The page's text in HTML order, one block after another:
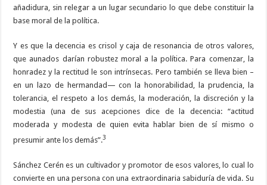
añadidura, sin relegar a un lugar secundario lo que debe constituir la
base moral de la política.
Y es que la decencia es crisol y caja de resonancia de otros valores,
que aunados darían robustez moral a la política. Para comenzar, la
honradez y la rectitud le son intrínsecas. Pero también se lleva bien –
en un lazo de hermandad— con la honorabilidad, la prudencia, la
tolerancia, el respeto a los demás, la moderación, la discreción y la
modestia (una de sus acepciones dice de la decencia: “actitud
moderada y modesta de quien evita hablar bien de sí mismo o
presumir ante los demás”.3
Sánchez Cerén es un cultivador y promotor de esos valores, lo cual lo
convierte en una persona con una extraordinaria sabiduría de vida. Su